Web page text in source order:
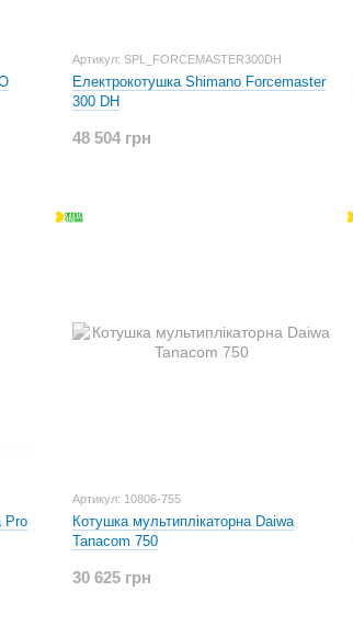
Артикул: SPL_FORCEMASTER300DH
Електрокотушка Shimano Forcemaster
300 DH
48 504 грн
Pro
Артикул: 10806-755
Котушка мультиплікаторна Daiwa
Tanacom 750
30 625 грн